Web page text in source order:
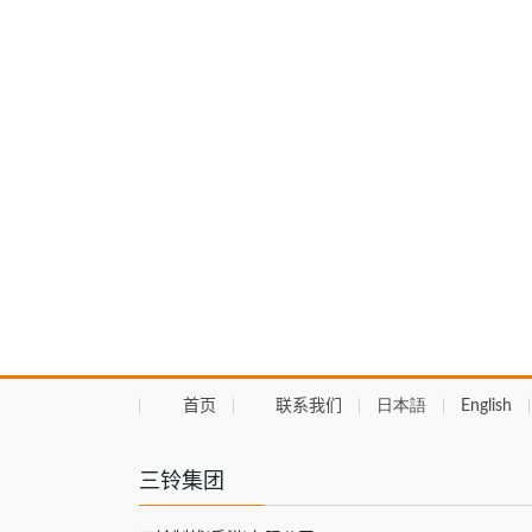
首页 联系我们 日本語 English
三铃集团